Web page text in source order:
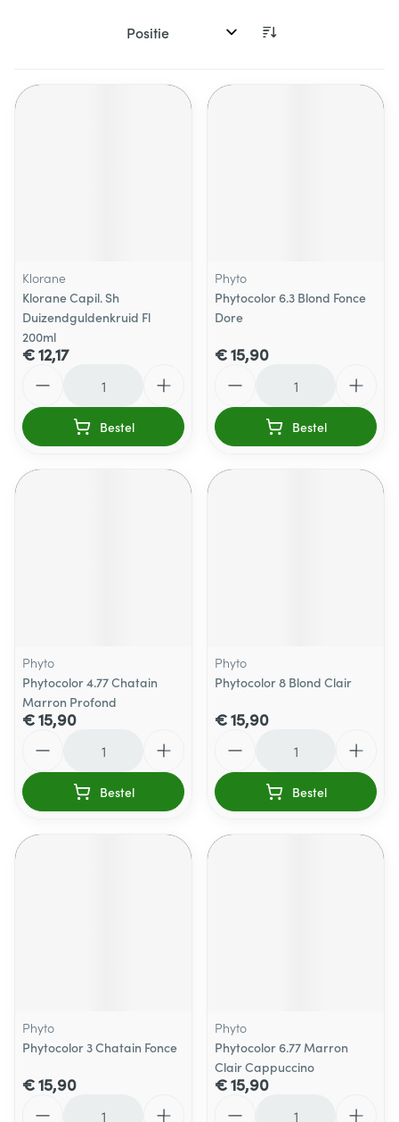
Sorteer op:
Klorane
Klorane Capil. Sh
Duizendguldenkruid Fl
200ml
€ 12,17
Bestel
Phyto
Phytocolor 6.3 Blond Fonce
Dore
€ 15,90
Bestel
Phyto
Phytocolor 4.77 Chatain
Marron Profond
€ 15,90
Bestel
Phyto
Phytocolor 8 Blond Clair
€ 15,90
Bestel
Phyto
Phytocolor 3 Chatain Fonce
€ 15,90
Phyto
Phytocolor 6.77 Marron
Clair Cappuccino
€ 15,90